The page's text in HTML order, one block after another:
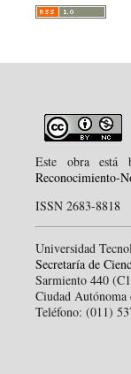
Este obra
Reconocimiento-
ISSN 2683-8818
Universidad
Secretaría de
Sarmiento 440
Ciudad
Teléfono: (011)